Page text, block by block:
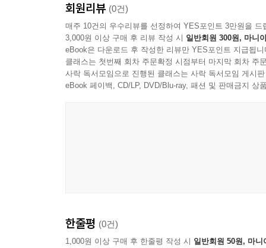
답이잖아요. 실수할 수밖에 없습니다. 가본 적 없
세요. 나만 그런 게 아닙니다. 우리는 때로 훌륭한
생이나 같습니다.
--- p.241
모든 인생이 최선만을 선택할 수 없습니다. 저는
중요한 이유와 소통을 잘하는 방법’ ‘인생을 잘
화두다.
“답은 바로 지금, 여기 내 인생에 있습니다.” (43쪽)
“어떤 미디어 소비자이든 간에 결국 사람을 움직
“다른 이의 답은 내 답이 될 수 없다는 사실을 인정
기업의 임직원 추천 도서로 손꼽혔고 다수의 지
차고 넘치는 사랑을 받았다. 놀랄 만한 일이고 벅
회원리뷰 (0건)
매주 10건의 우수리뷰를 선정하여 YES포인트 3만원을 드
3,000원 이상 구매 후 리뷰 작성 시 일반회원 300원, 마니
eBook은 다운로드 후 작성한 리뷰만 YES포인트 지급됩니
클래스는 첫번째 회차 주문확정 시점부터 마지막 회차 주
사락 독서모임으로 진행된 클래스는 사락 독서모임 게시
eBook 페이백, CD/LP, DVD/Blu-ray, 패션 및 판매금지 상
한줄평 (0건)
1,000원 이상 구매 후 한줄평 작성 시 일반회원 50원, 마니